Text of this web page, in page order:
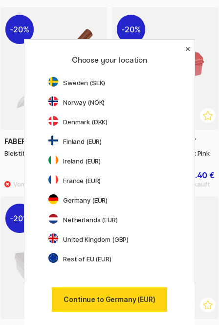
20%
FABER-CASTELL
Bleistiftspitzermesser
24.90 €
20%
TOYO STEEL COMPANY
Y350 Camber Top Toolbox Pink
44.40 €
20%
Choose your location
Sweden (SEK)
Norway (NOK)
Denmark (DKK)
Finland (EUR)
Ireland (EUR)
France (EUR)
Germany (EUR)
Netherlands (EUR)
United Kingdom (GBP)
Rest of EU (EUR)
Continue to Germany (EUR)